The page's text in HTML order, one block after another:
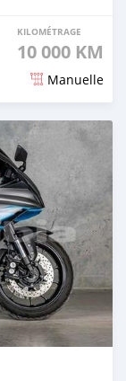
KILOMÉTRAGE
10 000 KM
Manuelle